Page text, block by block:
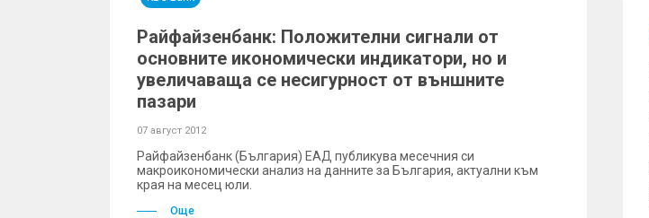
Райфайзенбанк: Положителни сигнали от
основните икономически индикатори, но и
увеличаваща се несигурност от външните
пазари
07 август 2012
Райфайзенбанк (България) ЕАД публикува месечния си
макроикономически анализ на данните за България, актуални към
края на месец юли.
Още